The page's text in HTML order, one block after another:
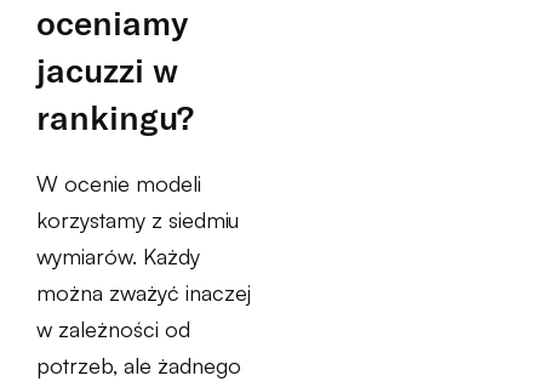
oceniamy
jacuzzi w
rankingu?
W ocenie modeli
korzystamy z siedmiu
wymiarów. Każdy
można zważyć inaczej
w zależności od
potrzeb, ale żadnego